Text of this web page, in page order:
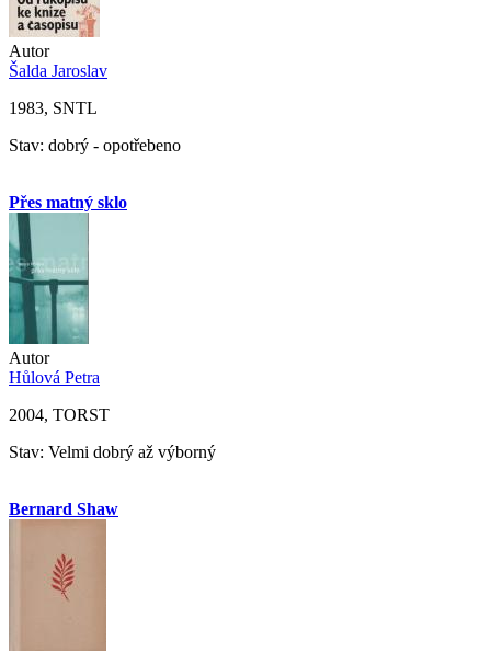
Autor
Šalda Jaroslav
1983, SNTL
Stav: dobrý - opotřebeno
Přes matný sklo
Autor
Hůlová Petra
2004, TORST
Stav: Velmi dobrý až výborný
Bernard Shaw